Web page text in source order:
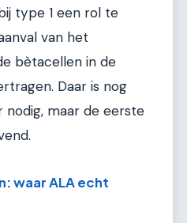
type 1 een rol te
van het
bètacellen in de
Daar is nog
maar de eerste
waar ALA echt